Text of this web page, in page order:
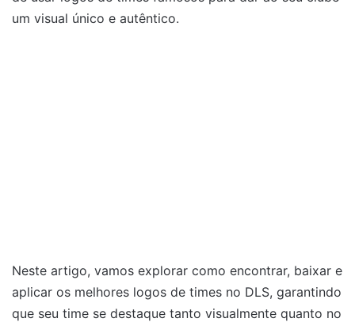
um visual único e autêntico.
Neste artigo, vamos explorar como encontrar, baixar e
aplicar os melhores logos de times no DLS, garantindo
que seu time se destaque tanto visualmente quanto no